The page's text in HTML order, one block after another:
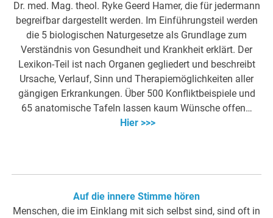
Dr. med. Mag. theol. Ryke Geerd Hamer, die für jedermann
begreifbar dargestellt werden. Im Einführungsteil werden
die 5 biologischen Naturgesetze als Grundlage zum
Verständnis von Gesundheit und Krankheit erklärt. Der
Lexikon-Teil ist nach Organen gegliedert und beschreibt
Ursache, Verlauf, Sinn und Therapiemöglichkeiten aller
gängigen Erkrankungen. Über 500 Konfliktbeispiele und
65 anatomische Tafeln lassen kaum Wünsche offen…
Hier >>>
Auf die innere Stimme hören
Menschen, die im Einklang mit sich selbst sind, sind oft in